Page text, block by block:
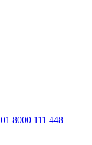
01 8000 111 448